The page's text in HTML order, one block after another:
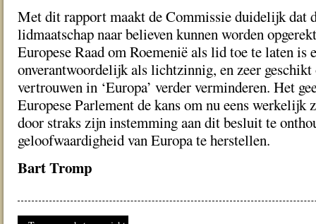
Met dit rapport maakt de Commissie duidelijk dat
lidmaatschap naar believen kunnen worden
Europese Raad om Roemenië als lid toe te laten is
onverantwoordelijk als lichtzinnig, en zeer
vertrouwen in ‘Europa’ verder verminderen. Het
Europese Parlement de kans om nu eens werkelijk
door straks zijn instemming aan dit besluit te
geloofwaardigheid van Europa te herstellen.
Bart Tromp